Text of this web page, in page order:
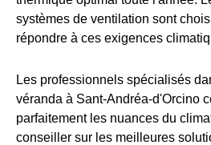
systèmes de ventilation sont
répondre à ces exigences
Les professionnels spécialisés
véranda à Sant-Andréa-d'Orcino
parfaitement les nuances du
conseiller sur les meilleures